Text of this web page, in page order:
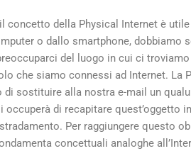
concetto della Physical Internet è
o dallo smartphone, dobbiamo
del luogo in cui ci
che siamo connessi ad Internet. La
di sostituire alla nostra e-mail un
occuperà di recapitare quest’oggetto
Per raggiungere questo
concettuali analoghe